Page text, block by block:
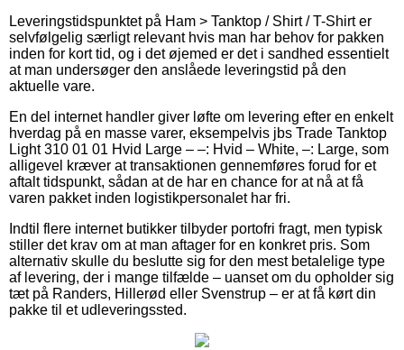
Leveringstidspunktet på Ham > Tanktop / Shirt / T-Shirt er
selvfølgelig særligt relevant hvis man har behov for pakken
inden for kort tid, og i det øjemed er det i sandhed essentielt
at man undersøger den anslåede leveringstid på den
aktuelle vare.
En del internet handler giver løfte om levering efter en enkelt
hverdag på en masse varer, eksempelvis jbs Trade Tanktop
Light 310 01 01 Hvid Large – –: Hvid – White, –: Large, som
alligevel kræver at transaktionen gennemføres forud for et
aftalt tidspunkt, sådan at de har en chance for at nå at få
varen pakket inden logistikpersonalet har fri.
Indtil flere internet butikker tilbyder portofri fragt, men typisk
stiller det krav om at man aftager for en konkret pris. Som
alternativ skulle du beslutte sig for den mest betalelige type
af levering, der i mange tilfælde – uanset om du opholder sig
tæt på Randers, Hillerød eller Svenstrup – er at få kørt din
pakke til et udleveringssted.